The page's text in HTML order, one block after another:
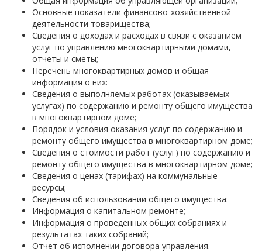
Основные показатели финансово-хозяйственной
деятельности товарищества;
Сведения о доходах и расходах в связи с оказанием
услуг по управлению многоквартирными домами,
отчеты и сметы;
Перечень многоквартирных домов и общая
информация о них:
Сведения о выполняемых работах (оказываемых
услугах) по содержанию и ремонту общего имущества
в многоквартирном доме;
Порядок и условия оказания услуг по содержанию и
ремонту общего имущества в многоквартирном доме;
Сведения о стоимости работ (услуг) по содержанию и
ремонту общего имущества в многоквартирном доме;
Сведения о ценах (тарифах) на коммунальные
ресурсы;
Сведения об использовании общего имущества:
Информация о капитальном ремонте;
Информация о проведенных общих собраниях и
результатах таких собраний;
Отчет об исполнении договора управления.